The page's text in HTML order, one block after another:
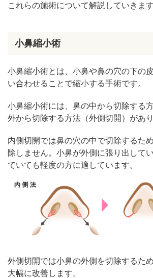
これらの施術について解説していきます
小鼻縮小術
小鼻縮小術とは、小鼻や鼻の穴の下の
い合わせることで縮小する手術です。
小鼻縮小術には、鼻の中から切除する
外から切除する方法（外側切開）があり
内側切開では鼻の穴の中で切除するた
除しません。小鼻が外側に張り出して
ていても軽度の方に適しています。
外側切開では小鼻の外側を切除するた
大幅に改善します。